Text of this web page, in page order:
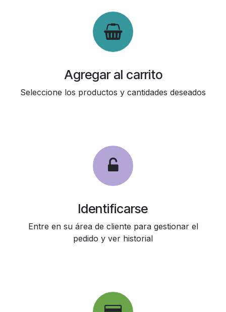
Agregar al carrito
Seleccione los productos y cantidades deseados
Identificarse
Entre en su área de cliente para gestionar el
pedido y ver historial